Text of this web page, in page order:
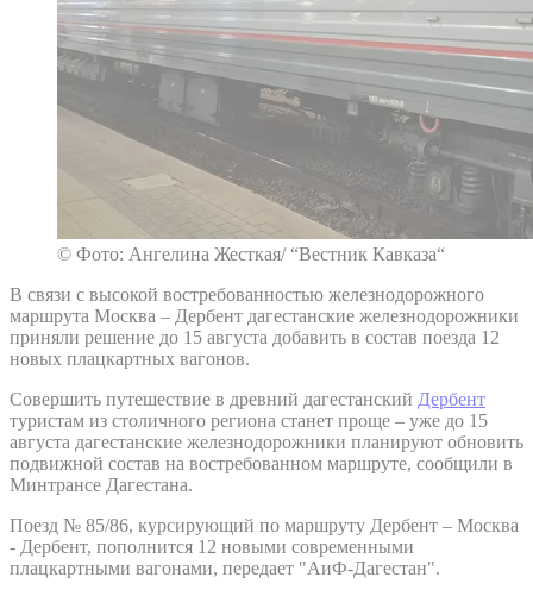
© Фото: Ангелина Жесткая/ “Вестник Кавказа“
В связи с высокой востребованностью железнодорожного
маршрута Москва – Дербент дагестанские железнодорожники
приняли решение до 15 августа добавить в состав поезда 12
новых плацкартных вагонов.
Совершить путешествие в древний дагестанский Дербент
туристам из столичного региона станет проще – уже до 15
августа дагестанские железнодорожники планируют обновить
подвижной состав на востребованном маршруте, сообщили в
Минтрансе Дагестана.
Поезд № 85/86, курсирующий по маршруту Дербент – Москва
- Дербент, пополнится 12 новыми современными
плацкартными вагонами, передает "АиФ-Дагестан".